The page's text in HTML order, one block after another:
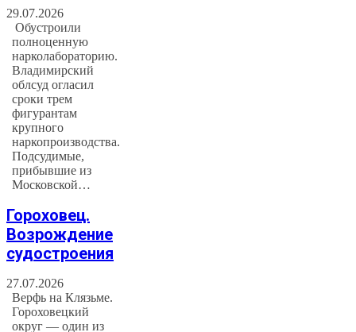
29.07.2026
Обустроили
полноценную
нарколабораторию.
Владимирский
облсуд огласил
сроки трем
фигурантам
крупного
наркопроизводства.
Подсудимые,
прибывшие из
Московской…
Гороховец.
Возрождение
судостроения
27.07.2026
Верфь на Клязьме.
Гороховецкий
округ — один из